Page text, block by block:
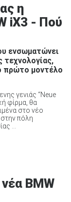
η
iX3 - Πού
ενσωματώνει
τεχνολογίας,
πρώτο μοντέλο
γενιάς “Neue
φίρμα, θα
στο νέο
πόλη
...
BMW